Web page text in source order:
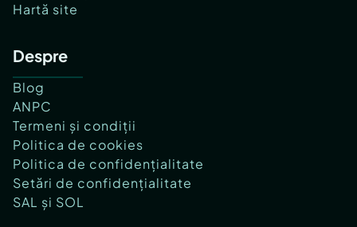
Hartă site
Despre
Blog
ANPC
Termeni și condiții
Politica de cookies
Politica de confidențialitate
Setări de confidențialitate
SAL și SOL